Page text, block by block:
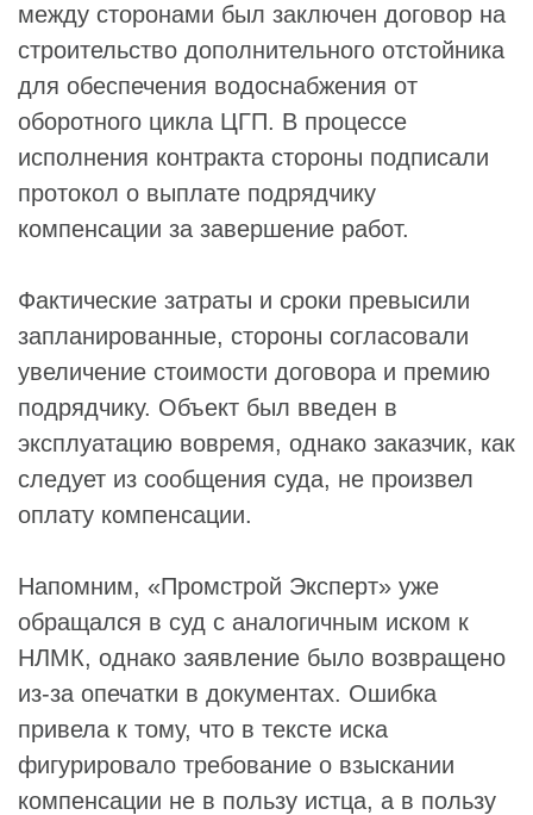
между сторонами был заключен договор на
строительство дополнительного отстойника
для обеспечения водоснабжения от
оборотного цикла ЦГП. В процессе
исполнения контракта стороны подписали
протокол о выплате подрядчику
компенсации за завершение работ.
Фактические затраты и сроки превысили
запланированные, стороны согласовали
увеличение стоимости договора и премию
подрядчику. Объект был введен в
эксплуатацию вовремя, однако заказчик, как
следует из сообщения суда, не произвел
оплату компенсации.
Напомним, «Промстрой Эксперт» уже
обращался в суд с аналогичным иском к
НЛМК, однако заявление было возвращено
из-за опечатки в документах. Ошибка
привела к тому, что в тексте иска
фигурировало требование о взыскании
компенсации не в пользу истца, а в пользу